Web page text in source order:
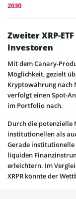
2030
Zweiter XRP-
Investoren
Mit dem Canary-
Möglichkeit, gezielt
Kryptowährung nach
verfolgt einen Spot-
im Portfolio nach.
Durch die potenzielle
institutionellen als
Gerade institutionelle
liquiden
erleichtern. Im
XRPR könnte der